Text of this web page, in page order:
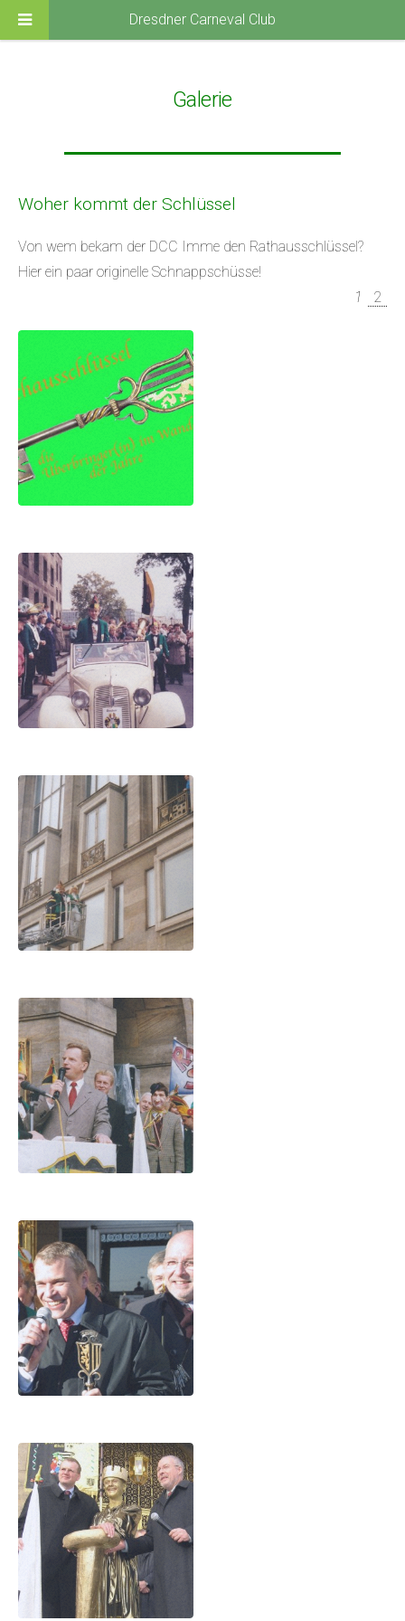
Galerie
Woher kommt der Schlüssel
Von wem bekam der DCC Imme den Rathausschlüssel?
Hier ein paar originelle Schnappschüsse!
1
2
Dresdner Carneval Club